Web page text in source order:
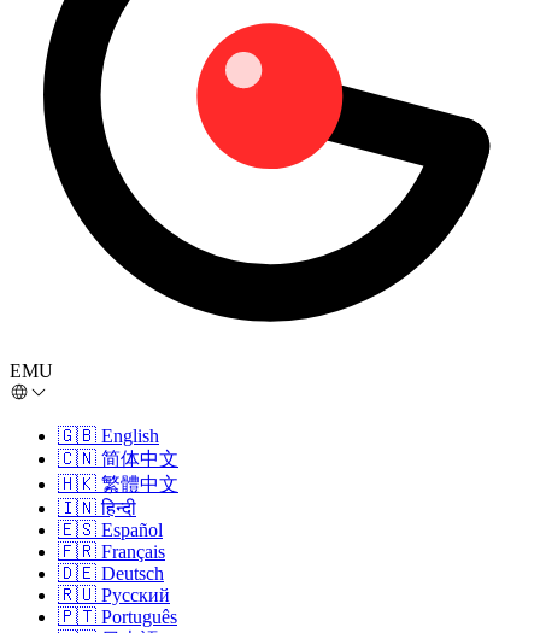
EMU
🇬🇧 English
🇨🇳 简体中文
🇭🇰 繁體中文
🇮🇳 हिन्दी
🇪🇸 Español
🇫🇷 Français
🇩🇪 Deutsch
🇷🇺 Русский
🇵🇹 Português